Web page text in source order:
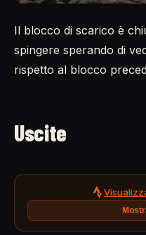
Il blocco di scarico è
spingere sperando di
rispetto al blocco
Uscite